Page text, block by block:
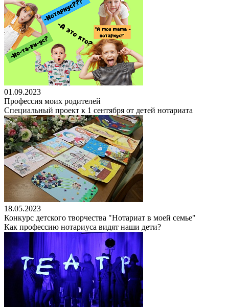
01.09.2023
Профессия моих родителей
Специальный проект к 1 сентября от детей нотариата
18.05.2023
Конкурс детского творчества "Нотариат в моей семье"
Как профессию нотариуса видят наши дети?